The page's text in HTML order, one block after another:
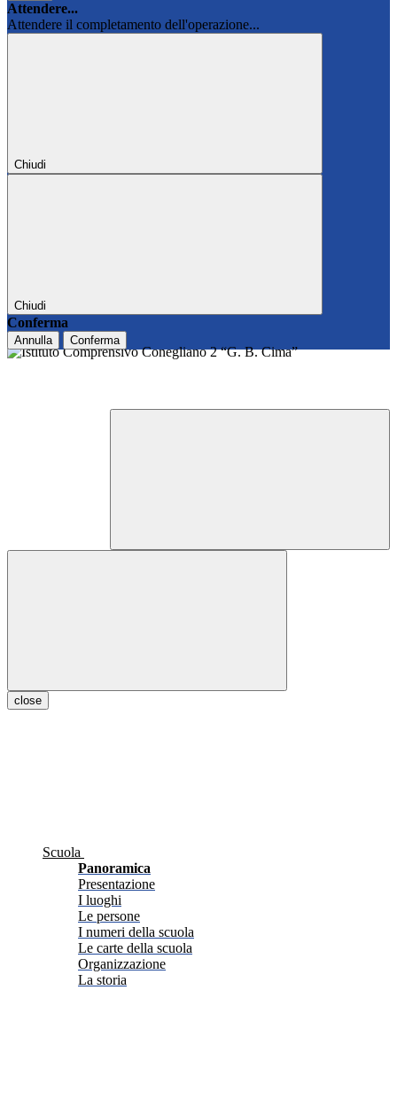
Attendere...
Attendere il completamento dell'operazione...
Chiudi
Chiudi
Conferma
Annulla Conferma
close
Scuola
Panoramica
Presentazione
I luoghi
Le persone
I numeri della scuola
Le carte della scuola
Organizzazione
La storia